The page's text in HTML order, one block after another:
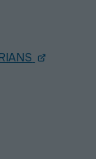
RIANS